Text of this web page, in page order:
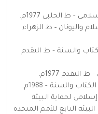
واليونان – ط الزهراء
والسنة – ط التقدم
لحماية البيئة
التابع للأمم المتحدة